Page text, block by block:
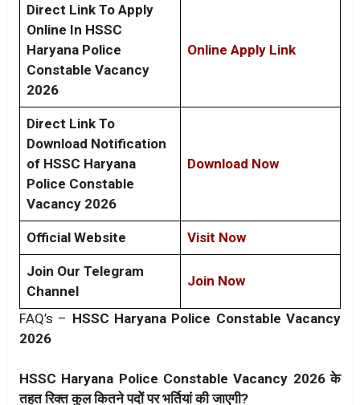
Direct Link To Apply
Online In HSSC
Haryana Police
Constable Vacancy
2026
Online Apply Link
Direct Link To
Download Notification
of HSSC Haryana
Police Constable
Vacancy 2026
Download Now
Official Website Visit Now
Join Our Telegram
Channel
Join Now
FAQ’s – HSSC Haryana Police Constable Vacancy
2026
HSSC Haryana Police Constable Vacancy 2026 के
तहत रिक्त कुल कितने पदोें पर भर्तियां की जाएगी?